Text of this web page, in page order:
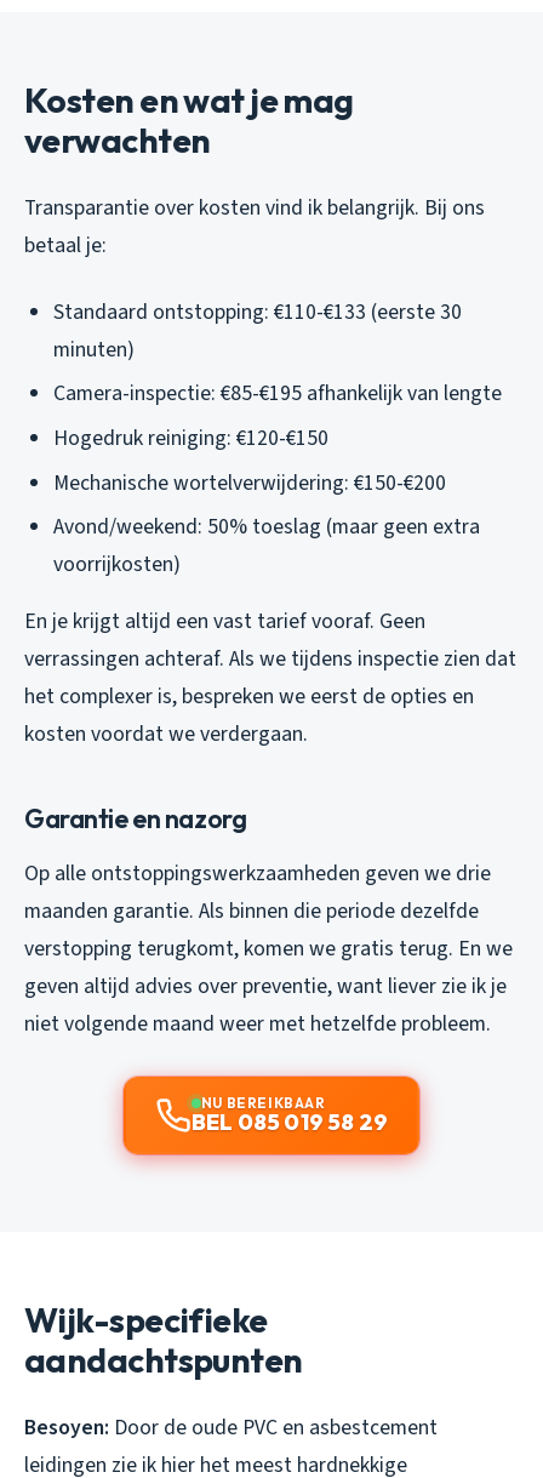
Kosten en wat je mag
verwachten
Transparantie over kosten vind ik belangrijk. Bij ons
betaal je:
Standaard ontstopping: €110-€133 (eerste 30
minuten)
Camera-inspectie: €85-€195 afhankelijk van lengte
Hogedruk reiniging: €120-€150
Mechanische wortelverwijdering: €150-€200
Avond/weekend: 50% toeslag (maar geen extra
voorrijkosten)
En je krijgt altijd een vast tarief vooraf. Geen
verrassingen achteraf. Als we tijdens inspectie zien dat
het complexer is, bespreken we eerst de opties en
kosten voordat we verdergaan.
Garantie en nazorg
Op alle ontstoppingswerkzaamheden geven we drie
maanden garantie. Als binnen die periode dezelfde
verstopping terugkomt, komen we gratis terug. En we
geven altijd advies over preventie, want liever zie ik je
niet volgende maand weer met hetzelfde probleem.
NU BEREIKBAAR
BEL 085 019 58 29
Wijk-specifieke
aandachtspunten
Besoyen: Door de oude PVC en asbestcement
leidingen zie ik hier het meest hardnekkige